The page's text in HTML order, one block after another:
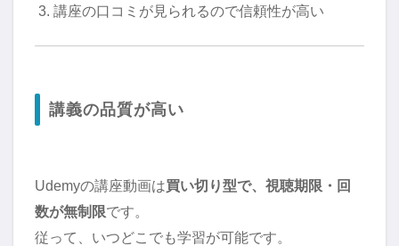
講座の口コミが見られるので信頼性が高い
講義の品質が高い
Udemyの講座動画は買い切り型で、視聴期限・回
数が無制限です。
従って、いつどこでも学習が可能です。